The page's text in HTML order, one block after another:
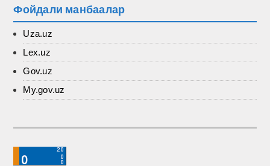
Фойдали манбаалар
Uza.uz
Lex.uz
Gov.uz
My.gov.uz